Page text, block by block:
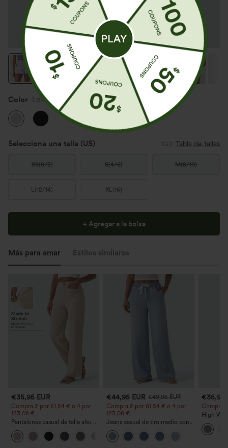
Color Leisurely Lavender
Selecciona una talla (US) Tabla de tallas
XS(0/2) S(4/6) M(8/10)
L(12/14) XL(16)
+ Agregar a la bolsa
Más para amar Estilos similares
€35,95 EUR
Compra 2 por 61,54 € o 4 por
123,08 €.
Pantalones casual de talle alto y
pierna recta con tacto de lino y
bolsillos
€44,95 EUR €49,95 EUR
Compra 2 por 61,54 € o 4 por
123,08 €.
Jeans casual de tiro medio con
cordón y bolsillos
€35,95
Compra
High
Straight